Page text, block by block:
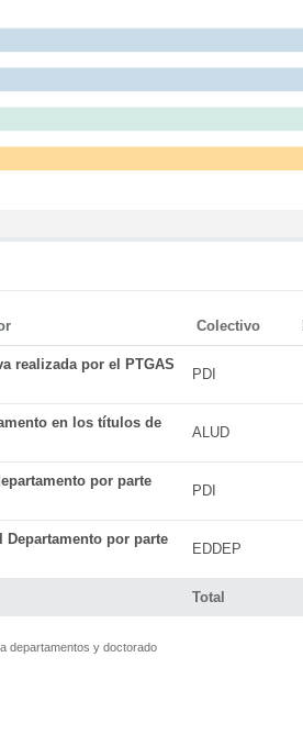
Colectivo
Total
realizada por el PTGAS
PDI
en los títulos de
ALUD
por parte
PDI
por parte
EDDEP
departamentos y doctorado